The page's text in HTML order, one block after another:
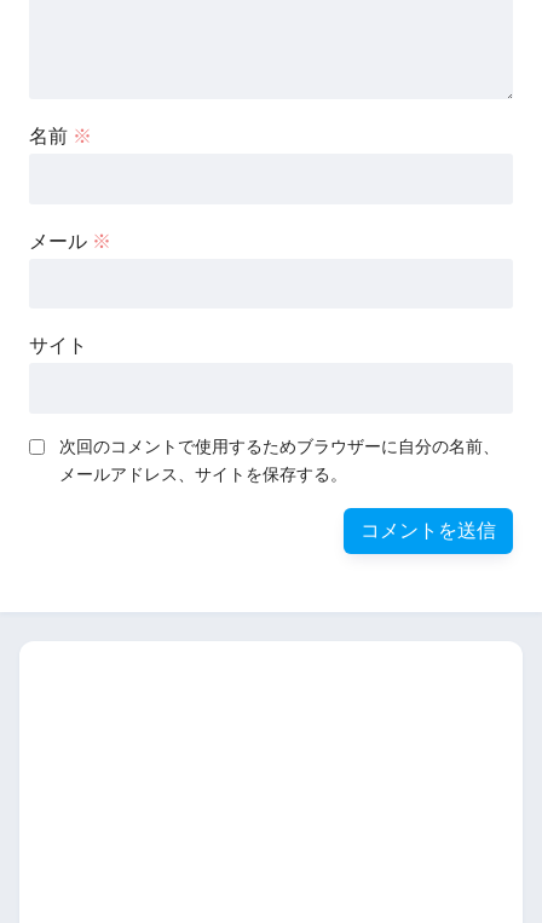
名前 ※
メール ※
サイト
次回のコメントで使用するためブラウザーに自分の名前、
メールアドレス、サイトを保存する。